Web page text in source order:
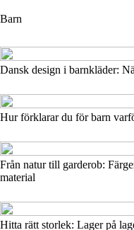
Barn
Dansk design i barnkläder:
Hur förklarar du för barn
Från natur till garderob:
material
Hitta rätt storlek: Lager på